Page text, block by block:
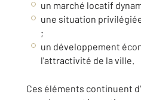
un marché locatif
une situation
;
un développement
l'attractivité de la ville.
Ces éléments continuent